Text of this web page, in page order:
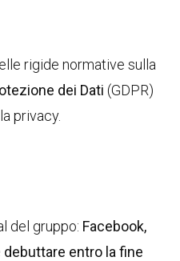
rigide normative sulla
dei Dati (GDPR)
privacy.
del gruppo: Facebook,
debuttare entro la fine